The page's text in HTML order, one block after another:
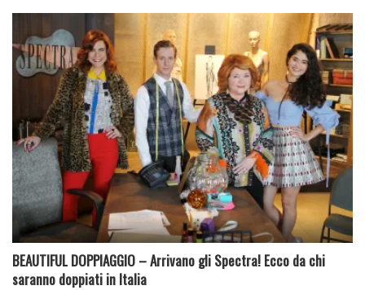
BEAUTIFUL DOPPIAGGIO – Arrivano gli Spectra! Ecco da chi
saranno doppiati in Italia